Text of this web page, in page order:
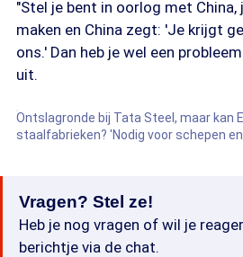
"Stel je bent in oorlog met
maken en China zegt: 'Je krijgt
ons.' Dan heb je wel een
uit.
Ontslagronde bij Tata Steel, maar kan
staalfabrieken? 'Nodig voor schepen
Vragen? Stel ze!
Heb je nog vragen of wil je
berichtje via de chat.